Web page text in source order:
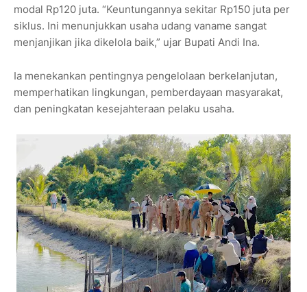
modal Rp120 juta. “Keuntungannya sekitar Rp150 juta per
siklus. Ini menunjukkan usaha udang vaname sangat
menjanjikan jika dikelola baik,” ujar Bupati Andi Ina.
Ia menekankan pentingnya pengelolaan berkelanjutan,
memperhatikan lingkungan, pemberdayaan masyarakat,
dan peningkatan kesejahteraan pelaku usaha.